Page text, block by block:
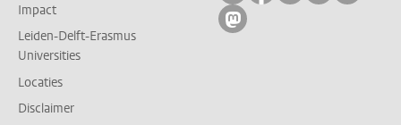
Impact
Leiden-Delft-Erasmus
Universities
Locaties
Disclaimer
Volg ons op mastodon